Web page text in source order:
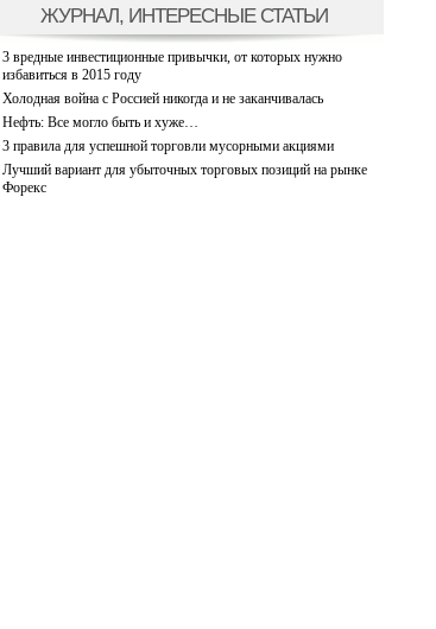
ЖУРНАЛ, ИНТЕРЕСНЫЕ СТАТЬИ
3 вредные инвестиционные привычки, от которых нужно
избавиться в 2015 году
Холодная война с Россией никогда и не заканчивалась
Нефть: Все могло быть и хуже…
3 правила для успешной торговли мусорными акциями
Лучший вариант для убыточных торговых позиций на рынке
Форекс